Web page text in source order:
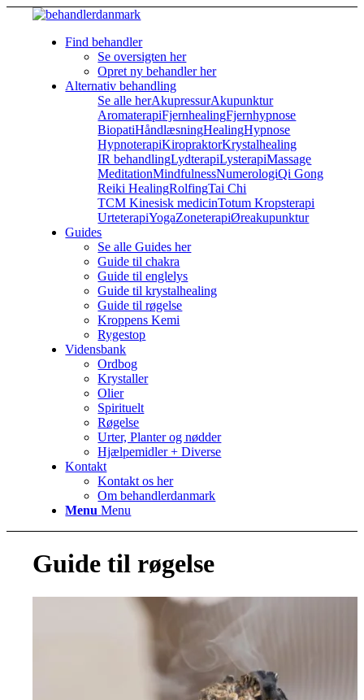
Find behandler
Se oversigten her
Opret ny behandler her
Alternativ behandling
Se alle herAkupressurAkupunktur
AromaterapiFjernhealingFjernhypnose
BiopatiHåndlæsningHealingHypnose
HypnoterapiKiropraktorKrystalhealing
IR behandlingLydterapiLysterapiMassage
MeditationMindfulnessNumerologiQi Gong
Reiki HealingRolfingTai Chi
TCM Kinesisk medicinTotum Kropsterapi
UrteterapiYogaZoneterapiØreakupunktur
Guides
Se alle Guides her
Guide til chakra
Guide til englelys
Guide til krystalhealing
Guide til røgelse
Kroppens Kemi
Rygestop
Vidensbank
Ordbog
Krystaller
Olier
Spirituelt
Røgelse
Urter, Planter og nødder
Hjælpemidler + Diverse
Kontakt
Kontakt os her
Om behandlerdanmark
Menu Menu
Guide til røgelse